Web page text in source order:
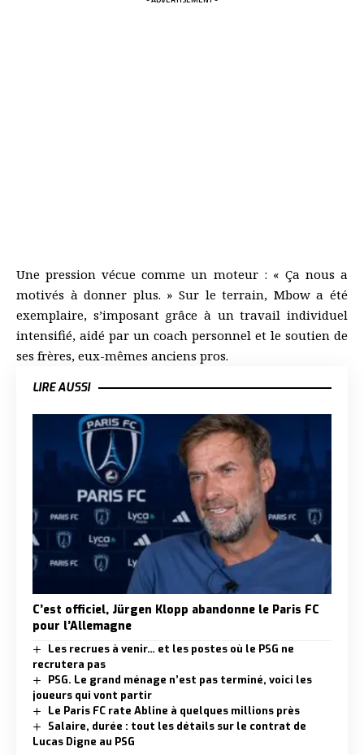
Une pression vécue comme un moteur : « Ça nous a
motivés à donner plus. » Sur le terrain, Mbow a été
exemplaire, s’imposant grâce à un travail individuel
intensifié, aidé par un coach personnel et le soutien de
ses frères, eux-mêmes anciens pros.
LIRE AUSSI
C’est officiel, Jürgen Klopp abandonne le Paris FC
pour l’Allemagne
Les recrues à venir… et les postes où le PSG ne
recrutera pas
PSG. Le grand ménage n’est pas terminé, voici les
joueurs qui vont partir
Le Paris FC rate Abline à quelques millions près
Salaire, durée : tout les détails sur le contrat de
Lucas Digne au PSG